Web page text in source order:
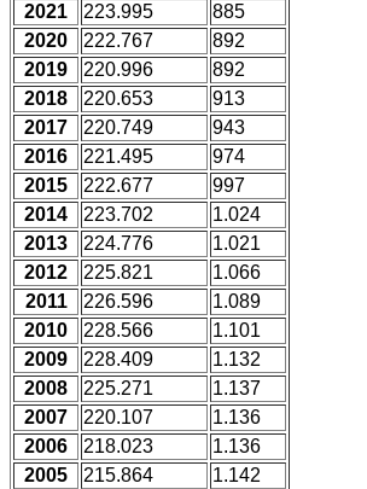
2021
223.995
885
2020
222.767
892
2019
220.996
892
2018
220.653
913
2017
220.749
943
2016
221.495
974
2015
222.677
997
2014
223.702
1.024
2013
224.776
1.021
2012
225.821
1.066
2011
226.596
1.089
2010
228.566
1.101
2009
228.409
1.132
2008
225.271
1.137
2007
220.107
1.136
2006
218.023
1.136
2005
215.864
1.142